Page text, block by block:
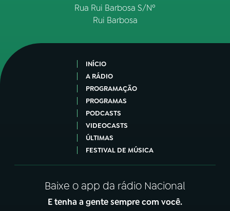
Rua Rui Barbosa S/Nº
Rui Barbosa
INÍCIO
A RÁDIO
PROGRAMAÇÃO
PROGRAMAS
PODCASTS
VIDEOCASTS
ÚLTIMAS
FESTIVAL DE MÚSICA
Baixe o app da rádio Nacional
E tenha a gente sempre com você.